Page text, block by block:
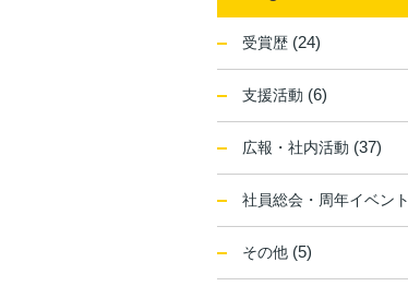
受賞歴 (24)
支援活動 (6)
広報・社内活動 (37)
社員総会・周年イベント
その他 (5)